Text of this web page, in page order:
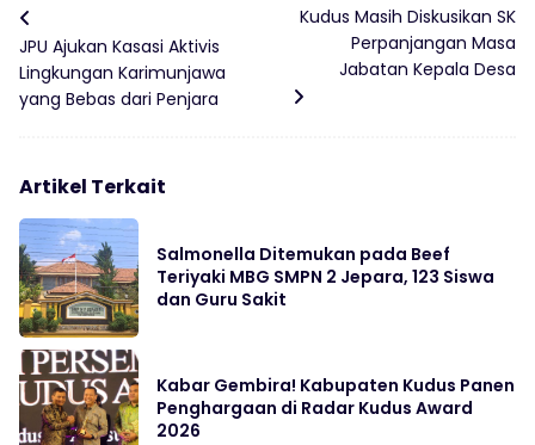
JPU Ajukan Kasasi Aktivis
Lingkungan Karimunjawa
yang Bebas dari Penjara
Kudus Masih Diskusikan SK
Perpanjangan Masa
Jabatan Kepala Desa
Artikel Terkait
Salmonella Ditemukan pada Beef
Teriyaki MBG SMPN 2 Jepara, 123 Siswa
dan Guru Sakit
Kabar Gembira! Kabupaten Kudus Panen
Penghargaan di Radar Kudus Award
2026